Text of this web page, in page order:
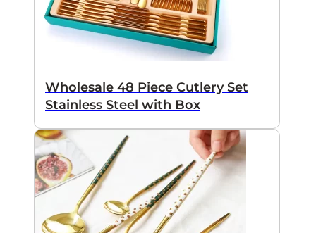
Wholesale 48 Piece Cutlery Set
Stainless Steel with Box